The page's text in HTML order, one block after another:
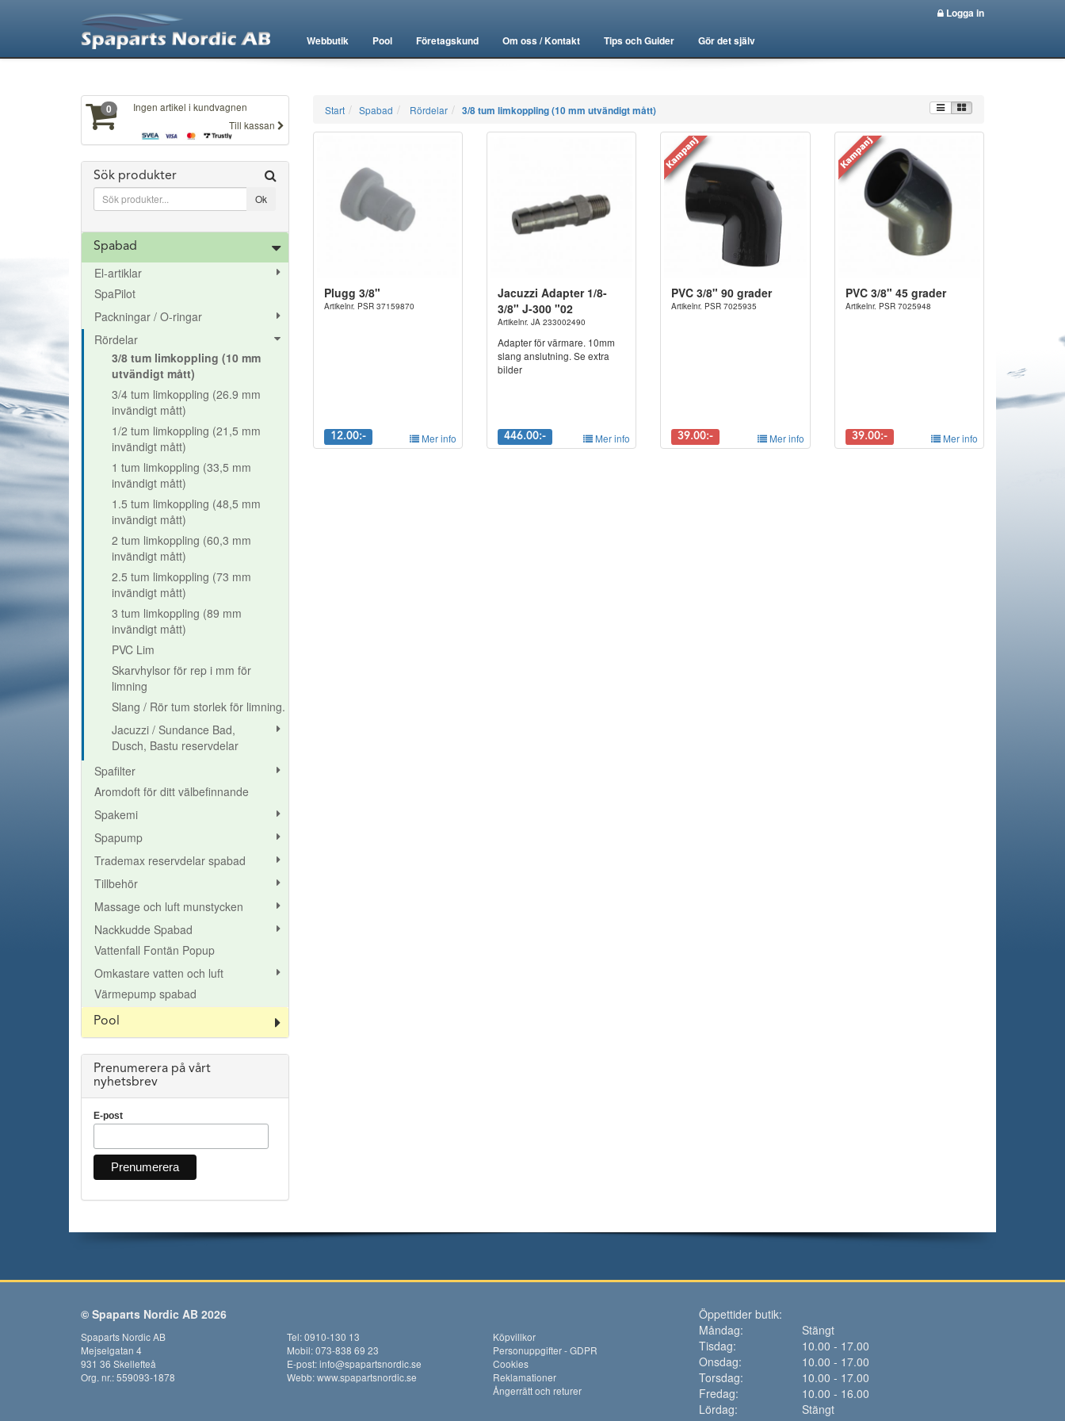
Webbutik Pool Företagskund Om oss / Kontakt Tips och Guider Gör det själv
Logga in
0
Ingen artikel i kundvagnen
Till kassan
Sök produkter
Spabad
El-artiklar
SpaPilot
Packningar / O-ringar
Rördelar
3/8 tum limkoppling (10 mm
utvändigt mått)
3/4 tum limkoppling (26.9 mm
invändigt mått)
1/2 tum limkoppling (21,5 mm
invändigt mått)
1 tum limkoppling (33,5 mm
invändigt mått)
1.5 tum limkoppling (48,5 mm
invändigt mått)
2 tum limkoppling (60,3 mm
invändigt mått)
2.5 tum limkoppling (73 mm
invändigt mått)
3 tum limkoppling (89 mm
invändigt mått)
PVC Lim
Skarvhylsor för rep i mm för
limning
Slang / Rör tum storlek för limning.
Jacuzzi / Sundance Bad,
Dusch, Bastu reservdelar
Spafilter
Aromdoft för ditt välbefinnande
Spakemi
Spapump
Trademax reservdelar spabad
Tillbehör
Massage och luft munstycken
Nackkudde Spabad
Vattenfall Fontän Popup
Omkastare vatten och luft
Värmepump spabad
Pool
Prenumerera på vårt
nyhetsbrev
E-post
Start Spabad Rördelar 3/8 tum limkoppling (10 mm utvändigt mått)
Plugg 3/8"
Artikelnr. PSR 37159870
12.00:- Mer info
Jacuzzi Adapter 1/8-
3/8" J-300 "02
Artikelnr. JA 233002490
Adapter för värmare. 10mm
slang anslutning. Se extra
bilder
446.00:- Mer info
PVC 3/8" 90 grader
Artikelnr. PSR 7025935
39.00:- Mer info
PVC 3/8" 45 grader
Artikelnr. PSR 7025948
39.00:- Mer info
© Spaparts Nordic AB 2026
Spaparts Nordic AB
Mejselgatan 4
931 36 Skellefteå
Org. nr.: 559093-1878
Tel: 0910-130 13
Mobil: 073-838 69 23
E-post:info@spapartsnordic.se
Webb:www.spapartsnordic.se
Köpvillkor
Personuppgifter - GDPR
Cookies
Reklamationer
Ångerrätt och returer
Öppettider butik:
Måndag:
Stängt
Tisdag:
10.00 - 17.00
Onsdag:
10.00 - 17.00
Torsdag:
10.00 - 17.00
Fredag:
10.00 - 16.00
Lördag:
Stängt